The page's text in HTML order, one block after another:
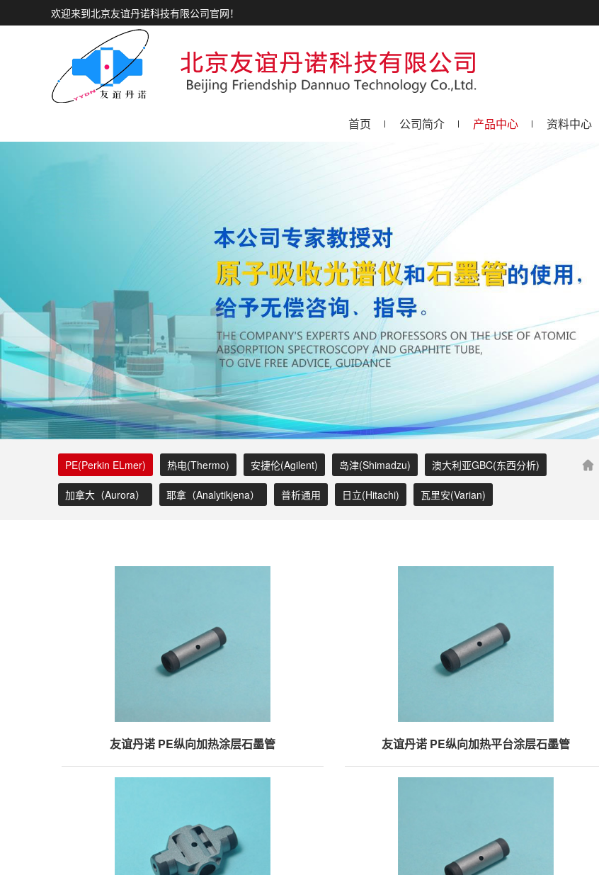
欢迎来到北京友谊丹诺科技有限公司官网！
首页 公司简介 产品中心 资料中心
PE(Perkin ELmer) 热电(Thermo) 安捷伦(Agilent) 岛津(Shimadzu) 澳大利亚GBC(东西分析)
加拿大（Aurora） 耶拿（Analytikjena） 普析通用 日立(Hitachi) 瓦里安(Varian)
友谊丹诺 PE纵向加热涂层石墨管 友谊丹诺 PE纵向加热平台涂层石墨管